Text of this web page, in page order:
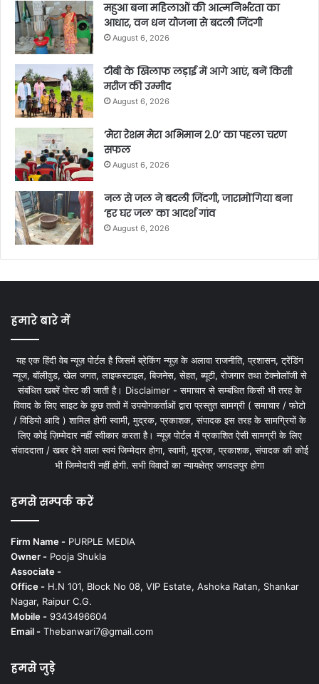
महुआ बना महिलाओं की आत्मनिर्भरता का
आधार, वन धन योजना से बदली जिंदगी
August 6, 2026
टीबी के खिलाफ लड़ाई में आगे आएं, बनें किसी
मरीज की उम्मीद
August 6, 2026
‘मेरा रेशम मेरा अभिमान 2.0’ का पहला चरण
सफल
August 6, 2026
नल से जल ने बदली जिंदगी, जारामोंगिया बना
‘हर घर जल’ का आदर्श गांव
August 6, 2026
हमारे बारे में
यह एक हिंदी वेब न्यूज़ पोर्टल है जिसमें ब्रेकिंग न्यूज़ के अलावा राजनीति, प्रशासन, ट्रेंडिंग
न्यूज, बॉलीवुड, खेल जगत, लाइफस्टाइल, बिजनेस, सेहत, ब्यूटी, रोजगार तथा टेक्नोलॉजी से
संबंधित खबरें पोस्ट की जाती है। Disclaimer - समाचार से सम्बंधित किसी भी तरह के
विवाद के लिए साइट के कुछ तत्वों में उपयोगकर्ताओं द्वारा प्रस्तुत सामग्री ( समाचार / फोटो
/ विडियो आदि ) शामिल होगी स्वामी, मुद्रक, प्रकाशक, संपादक इस तरह के सामग्रियों के
लिए कोई ज़िम्मेदार नहीं स्वीकार करता है। न्यूज़ पोर्टल में प्रकाशित ऐसी सामग्री के लिए
संवाददाता / खबर देने वाला स्वयं जिम्मेदार होगा, स्वामी, मुद्रक, प्रकाशक, संपादक की कोई
भी जिम्मेदारी नहीं होगी. सभी विवादों का न्यायक्षेत्र जगदलपुर होगा
हमसे सम्पर्क करें
Firm Name - PURPLE MEDIA
Owner - Pooja Shukla
Associate -
Office - H.N 101, Block No 08, VIP Estate, Ashoka Ratan, Shankar
Nagar, Raipur C.G.
Mobile - 9343496604
Email - Thebanwari7@gmail.com
हमसे जुड़े